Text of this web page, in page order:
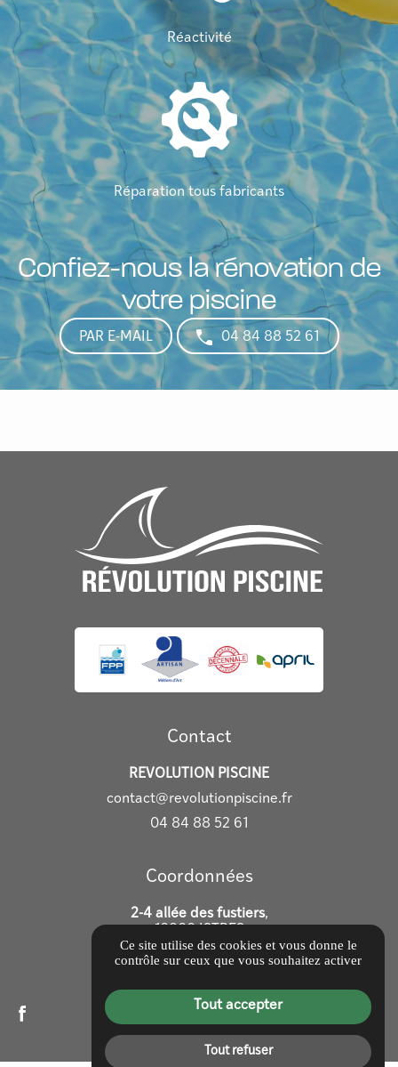
Réactivité
Réparation tous fabricants
Confiez-nous la rénovation de
votre piscine
PAR E-MAIL 04 84 88 52 61
Contact
REVOLUTION PISCINE
contact@revolutionpiscine.fr
04 84 88 52 61
Coordonnées
2-4 allée des fustiers,
Itinéraire
Ce site utilise des cookies et vous donne le
contrôle sur ceux que vous souhaitez activer
Tout accepter
Tout refuser